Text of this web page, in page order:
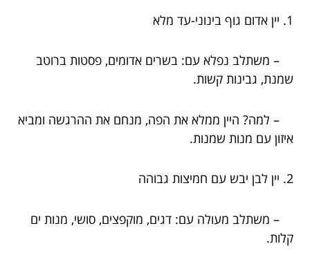
1. יין אדום גוף בינוני-עד מלא
– משתלב נפלא עם: בשרים אדומים, פסטות ברוטב
שמנת, גבינות קשות.
– למה? היין ממלא את הפה, מנחם את ההרגשה ומביא
איזון עם מנות שמנות.
2. יין לבן יבש עם חמיצות גבוהה
– משתלב מעולה עם: דגים, מוקפצים, סושי, מנות ים
קלות.